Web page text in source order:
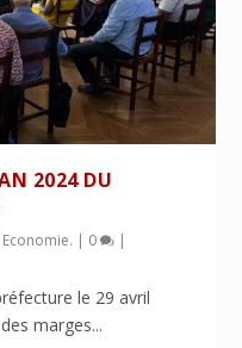
2024 DU
Economie. | 0 |
le 29 avril
marges...